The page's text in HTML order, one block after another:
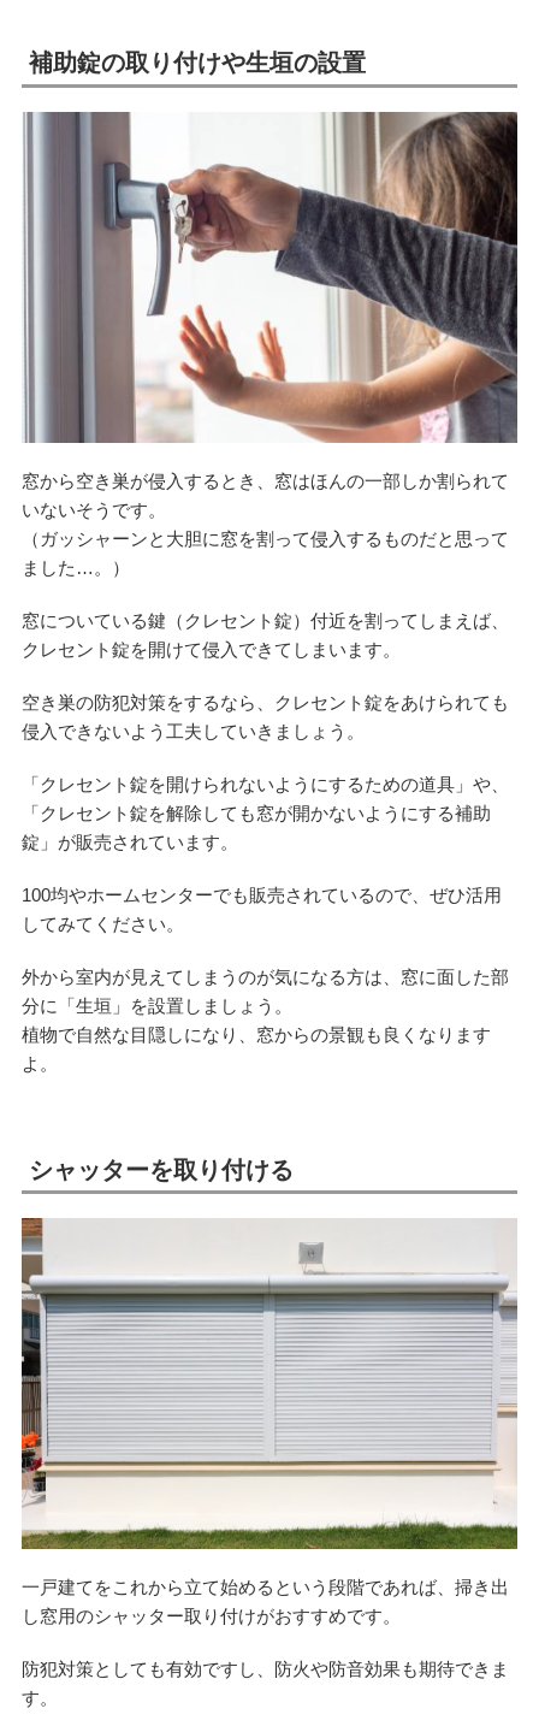
補助錠の取り付けや生垣の設置
窓から空き巣が侵入するとき、窓はほんの一部しか割られて
いないそうです。
（ガッシャーンと大胆に窓を割って侵入するものだと思って
ました…。）
窓についている鍵（クレセント錠）付近を割ってしまえば、
クレセント錠を開けて侵入できてしまいます。
空き巣の防犯対策をするなら、クレセント錠をあけられても
侵入できないよう工夫していきましょう。
「クレセント錠を開けられないようにするための道具」や、
「クレセント錠を解除しても窓が開かないようにする補助
錠」が販売されています。
100均やホームセンターでも販売されているので、ぜひ活用
してみてください。
外から室内が見えてしまうのが気になる方は、窓に面した部
分に「生垣」を設置しましょう。
植物で自然な目隠しになり、窓からの景観も良くなります
よ。
シャッターを取り付ける
一戸建てをこれから立て始めるという段階であれば、掃き出
し窓用のシャッター取り付けがおすすめです。
防犯対策としても有効ですし、防火や防音効果も期待できま
す。